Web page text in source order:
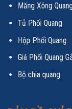
Măng Xông Quang
Tủ Phối Quang
Hộp Phối Quang
Giá Phối Quang
Bộ chia quang